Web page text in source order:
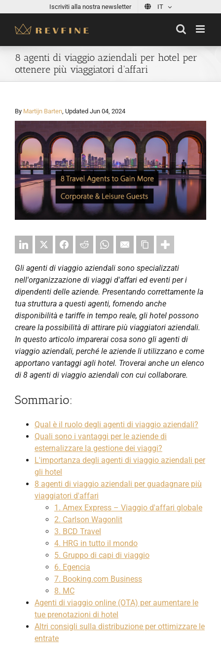
content
Iscriviti alla nostra newsletter IT
8 agenti di viaggio aziendali per hotel per
ottenere più viaggiatori d'affari
By Martijn Barten, Updated Jun 04, 2024
Larger
Image
Gli agenti di viaggio aziendali sono specializzati
nell'organizzazione di viaggi d'affari ed eventi per i
dipendenti delle aziende. Presentando correttamente la
tua struttura a questi agenti, fornendo anche
disponibilità e tariffe in tempo reale, gli hotel possono
creare la possibilità di attirare più viaggiatori aziendali.
In questo articolo imparerai cosa sono gli agenti di
viaggio aziendali, perché le aziende li utilizzano e come
apportano vantaggi agli hotel. Troverai anche un elenco
di 8 agenti di viaggio aziendali con cui collaborare.
Sommario:
Qual è il ruolo degli agenti di viaggio aziendali?
Quali sono i vantaggi per le aziende di
esternalizzare la gestione dei viaggi?
L'importanza degli agenti di viaggio aziendali per
gli hotel
8 agenti di viaggio aziendali per guadagnare più
viaggiatori d'affari
1. Amex Express – Viaggio d'affari globale
2. Carlson Wagonlit
3. BCD Travel
4. HRG in tutto il mondo
5. Gruppo di capi di viaggio
6. Egencia
7. Booking.com Business
8. MC
Agenti di viaggio online (OTA) per aumentare le
tue prenotazioni di hotel
Altri consigli sulla distribuzione per ottimizzare le
entrate